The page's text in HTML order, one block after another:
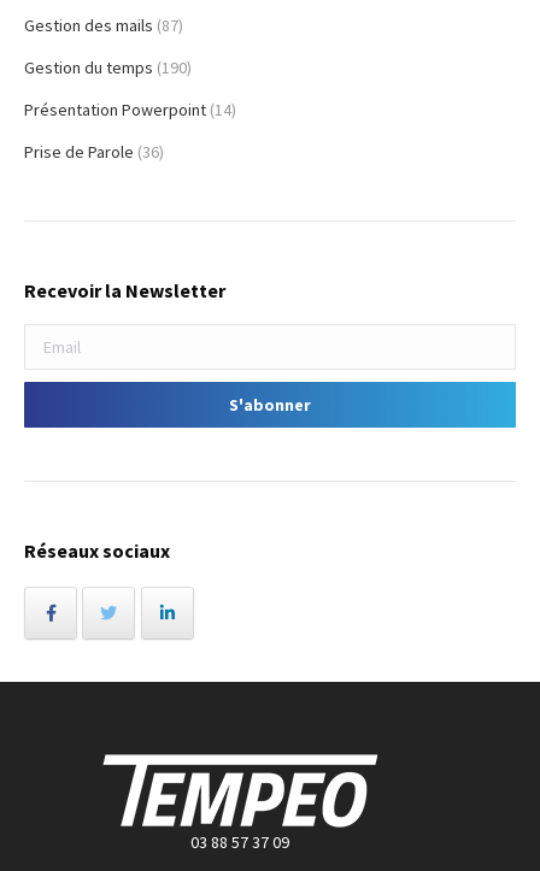
Gestion des mails (87)
Gestion du temps (190)
Présentation Powerpoint (14)
Prise de Parole (36)
Recevoir la Newsletter
Réseaux sociaux
03 88 57 37 09